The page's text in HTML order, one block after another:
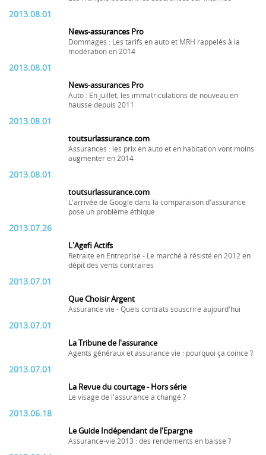
2013.08.01
News-assurances Pro
Dommages : Les tarifs en auto et MRH rappelés à la
modération en 2014
2013.08.01
News-assurances Pro
Auto : En juillet, les immatriculations de nouveau en
hausse depuis 2011
2013.08.01
toutsurlassurance.com
Assurances : les prix en auto et en habitation vont moins
augmenter en 2014
2013.08.01
toutsurlassurance.com
L'arrivée de Google dans la comparaison d'assurance
pose un problème éthique
2013.07.26
L'Agefi Actifs
Retraite en Entreprise - Le marché à résisté en 2012 en
dépit des vents contraires
2013.07.01
Que Choisir Argent
Assurance vie - Quels contrats souscrire aujourd'hui
2013.07.01
La Tribune de l'assurance
Agents généraux et assurance vie : pourquoi ça coince ?
2013.07.01
La Revue du courtage - Hors série
Le visage de l'assurance a changé ?
2013.06.18
Le Guide Indépendant de l'Epargne
Assurance-vie 2013 : des rendements en baisse ?